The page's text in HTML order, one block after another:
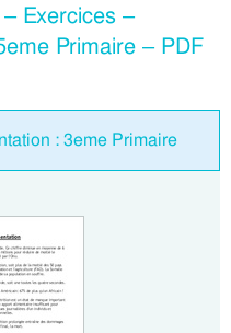
Exercices –
Primaire – PDF
: 3eme Primaire